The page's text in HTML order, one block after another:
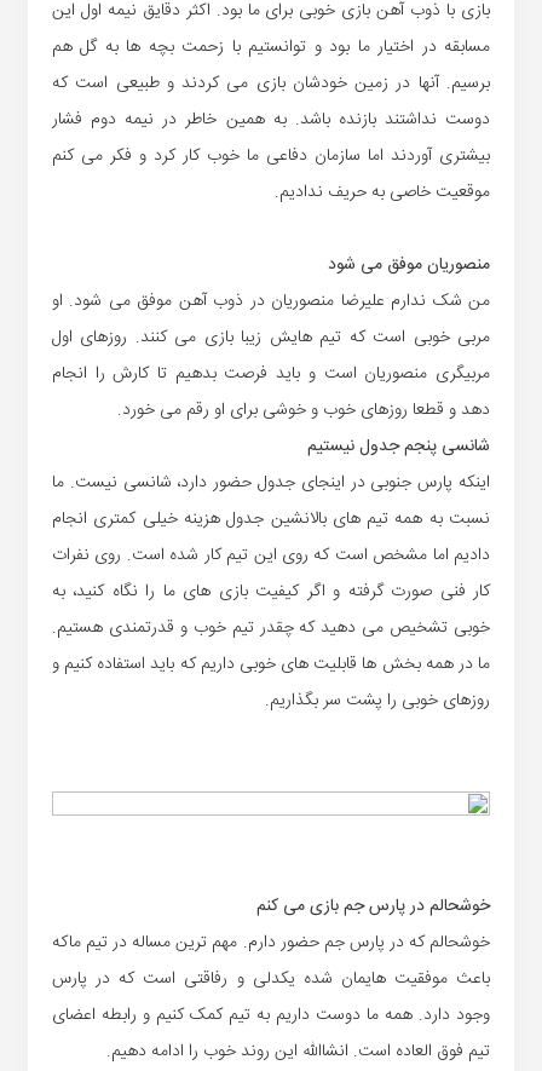
بازی با ذوب آهن بازی خوبی برای ما بود. اکثر دقایق نیمه اول این
مسابقه در اختیار ما بود و توانستیم با زحمت بچه ها به گل هم
برسیم. آنها در زمین خودشان بازی می کردند و طبیعی است که
دوست نداشتند بازنده باشد. به همین خاطر در نیمه دوم فشار
بیشتری آوردند اما سازمان دفاعی ما خوب کار کرد و فکر می کنم
موقعیت خاصی به حریف ندادیم.
منصوریان موفق می شود
من شک ندارم علیرضا منصوریان در ذوب آهن موفق می شود. او
مربی خوبی است که تیم هایش زیبا بازی می کنند. روزهای اول
مربیگری منصوریان است و باید فرصت بدهیم تا کارش را انجام
دهد و قطعا روزهای خوب و خوشی برای او رقم می خورد.
شانسی پنجم جدول نیستیم
اینکه پارس جنوبی در اینجای جدول حضور دارد، شانسی نیست. ما
نسبت به همه تیم های بالانشین جدول هزینه خیلی کمتری انجام
دادیم اما مشخص است که روی این تیم کار شده است. روی نفرات
کار فنی صورت گرفته و اگر کیفیت بازی های ما را نگاه کنید، به
خوبی تشخیص می دهید که چقدر تیم خوب و قدرتمندی هستیم.
ما در همه بخش ها قابلیت های خوبی داریم که باید استفاده کنیم و
روزهای خوبی را پشت سر بگذاریم.
خوشحالم در پارس جم بازی می کنم
خوشحالم که در پارس جم حضور دارم. مهم ترین مساله در تیم ماکه
باعث موفقیت هایمان شده یکدلی و رفاقتی است که در پارس
وجود دارد. همه ما دوست داریم به تیم کمک کنیم و رابطه اعضای
تیم فوق العاده است. انشاالله این روند خوب را ادامه دهیم.